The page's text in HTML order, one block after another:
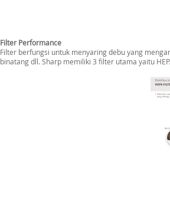
Filter Performance
Filter berfungsi untuk menyaring debu yang
binatang dll. Sharp memiliki 3 filter utama yaitu